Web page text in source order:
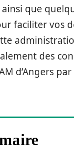
ainsi que
faciliter vos
des
d’Angers